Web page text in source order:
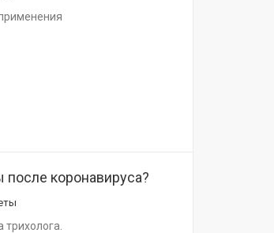
после коронавируса?